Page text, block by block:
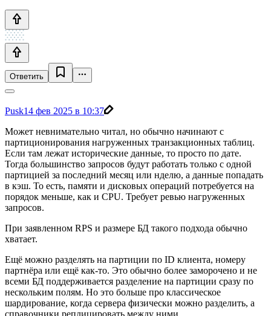
Ответить
Pusk14 фев 2025 в 10:37
Может невнимательно читал, но обычно начинают с
партиционирования нагруженных транзакционных таблиц.
Если там лежат исторические данные, то просто по дате.
Тогда большинство запросов будут работать только с одной
партицией за последний месяц или нделю, а данные попадать
в кэш. То есть, памяти и дисковых операций потребуется на
порядок меньше, как и CPU. Требует ревью нагруженных
запросов.
При заявленном RPS и размере БД такого подхода обычно
хватает.
Ещё можно разделять на партиции по ID клиента, номеру
партнёра или ещё как-то. Это обычно более заморочено и не
всеми БД поддерживается разделение на партиции сразу по
нескольким полям. Но это больше про классическое
шардирование, когда сервера физически можно разделить, а
справочники реплицировать между ними.